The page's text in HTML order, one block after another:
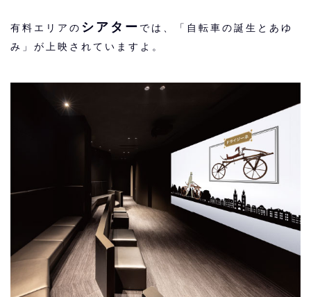
有料エリアの シアター では、「自転車の誕生とあゆ
み」が上映されていますよ。